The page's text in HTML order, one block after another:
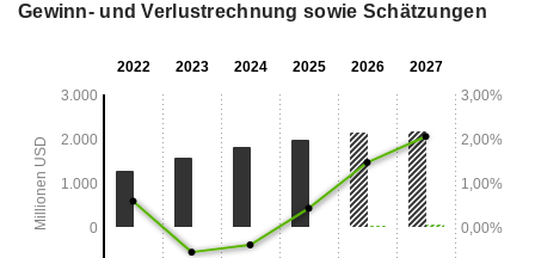
Gewinn- und Verlustrechnung sowie Schätzungen